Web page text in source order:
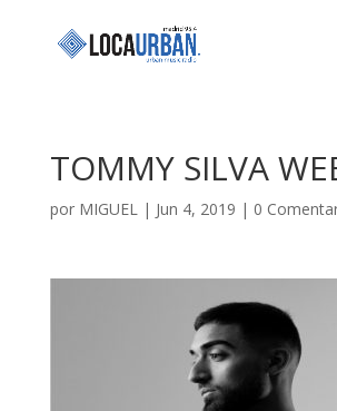
TOMMY SILVA
por MIGUEL| Jun 4, 2019 | 0